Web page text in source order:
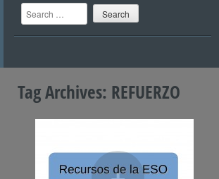
Search
Tag Archives: REFUERZO